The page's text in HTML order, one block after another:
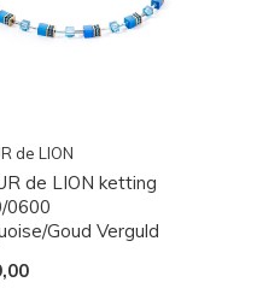
de LION
de LION ketting
0600
Goud Verguld